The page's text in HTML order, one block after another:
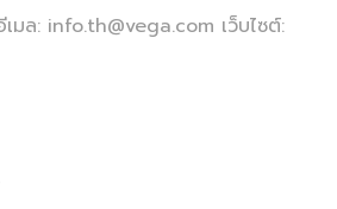
ล: info.th@vega.com เว็บไซต์: